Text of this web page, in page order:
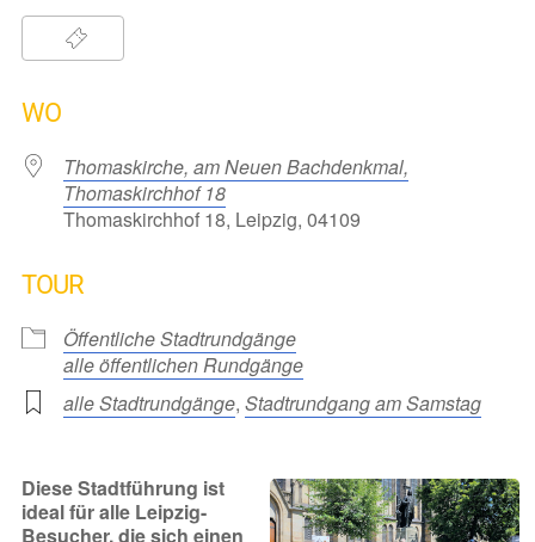
WO
Thomaskirche, am Neuen Bachdenkmal,
Thomaskirchhof 18
Thomaskirchhof 18, Leipzig, 04109
TOUR
Öffentliche Stadtrundgänge
alle öffentlichen Rundgänge
alle Stadtrundgänge, Stadtrundgang am Samstag
Diese Stadtführung ist
ideal für alle Leipzig-
Besucher, die sich einen